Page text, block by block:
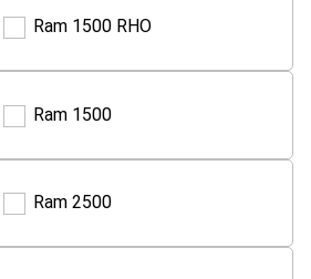
Ram 1500 RHO
Ram
RHO
Ram 1500
Ram
Ram 2500
Ram